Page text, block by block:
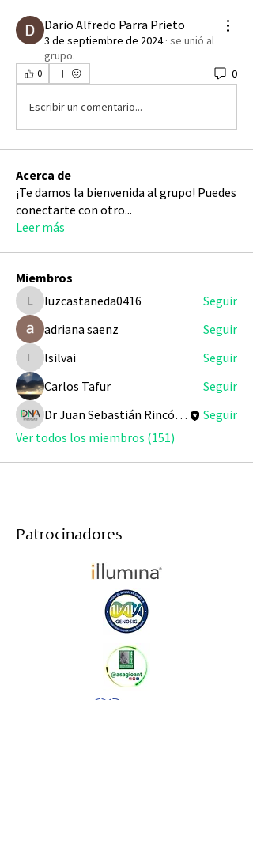
Dario Alfredo Parra Prieto
3 de septiembre de 2024· se unió al
grupo.
0 0
Escribir un comentario...
Acerca de
¡Te damos la bienvenida al grupo! Puedes
conectarte con otro...
Leer más
Miembros
luzcastaneda0416
luzcastaneda0416
Seguir
adriana saenz
Seguir
lsilvailsilvai
Seguir
Carlos Tafur
Seguir
Dr Juan Sebastián Rincón Redondo
Seguir
Ver todos los miembros (151)
Patrocinadores